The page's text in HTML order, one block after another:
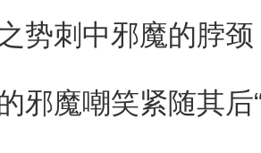
势刺中邪魔的脖
魔嘲笑紧随其后